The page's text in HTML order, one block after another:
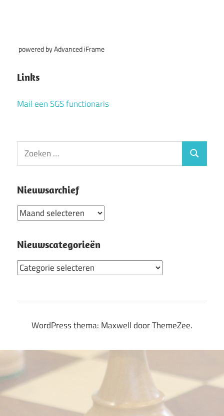
powered by Advanced iFrame
Links
Mail een SGS functionaris
Zoeken
naar:
Zoeken
Nieuwsarchief
Nieuwsarchief
Nieuwscategorieën
Nieuwscategorieën
WordPress thema: Maxwell door ThemeZee.